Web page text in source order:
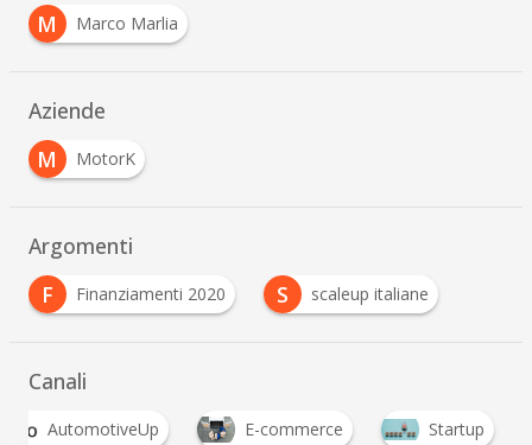
M Marco Marlia
Aziende
M
MotorK
Argomenti
F
Finanziamenti 2020 S scaleup italiane
Canali
AutomotiveUp E-commerce Startup